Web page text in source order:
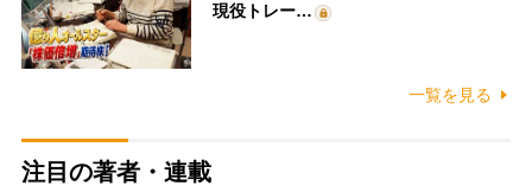
現役トレー…
一覧を見る
注目の著者・連載